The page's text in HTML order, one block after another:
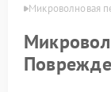
Микроволновая